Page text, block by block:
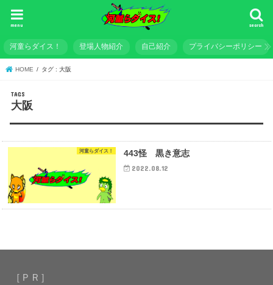
search
menu
河童らダイス！ 登場人物紹介 自己紹介 プライバシーポリシー
HOME タグ : 大阪
大阪
河童らダイス！ 443怪 黒き意志
2022.08.12
［ＰＲ］